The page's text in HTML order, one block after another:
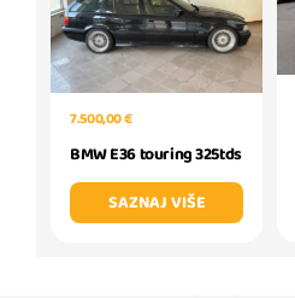
7.500,00 €
BMW E36 touring 325tds
SAZNAJ VIŠE